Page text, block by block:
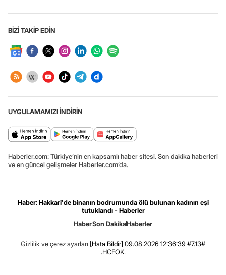
BİZİ TAKİP EDİN
UYGULAMAMIZI İNDİRİN
Haberler.com: Türkiye’nin en kapsamlı haber sitesi. Son dakika haberleri
ve en güncel gelişmeler Haberler.com’da.
Haber: Hakkari'de binanın bodrumunda ölü bulunan kadının eşi
tutuklandı - Haberler
HaberSon DakikaHaberler
Gizlilik ve çerez ayarları [Hata Bildir] 09.08.2026 12:36:39 #7.13#
.HCFOK.